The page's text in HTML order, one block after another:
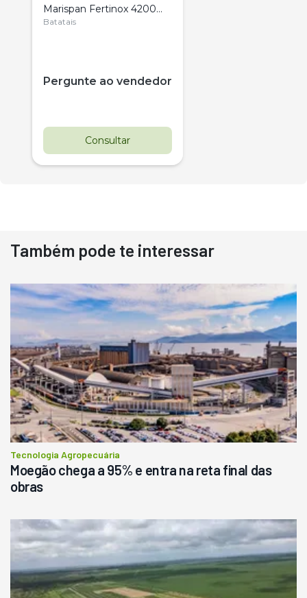
Marispan Fertinox 4200
Citrus
Batatais
Pergunte ao vendedor
Consultar
Destaque
Usado
Pá Carregadeira Cat 966
Ano 1987
R$ 145.000
Consultar
Também pode te interessar
Tecnologia Agropecuária
Moegão chega a 95% e entra na reta final das
obras